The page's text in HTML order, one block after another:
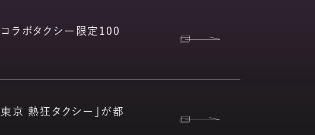
ラボタクシー限定100
京 熱狂タクシー」が都